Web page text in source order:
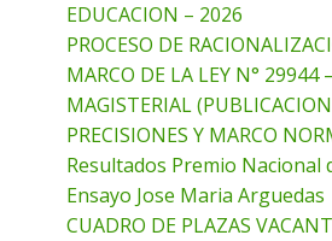
EDUCACION – 2026
PROCESO DE
MARCO DE LA LEY N° 29944
MAGISTERIAL
PRECISIONES Y MARCO
Resultados Premio Nacional
Ensayo Jose Maria Arguedas
CUADRO DE PLAZAS